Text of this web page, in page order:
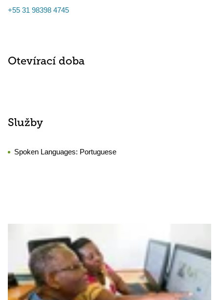
+55 31 98398 4745
Otevírací doba
Služby
Spoken Languages: Portuguese